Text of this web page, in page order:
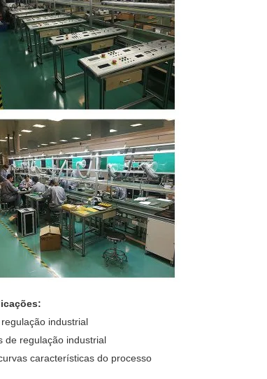
industrial
de regulação industrial
características do processo